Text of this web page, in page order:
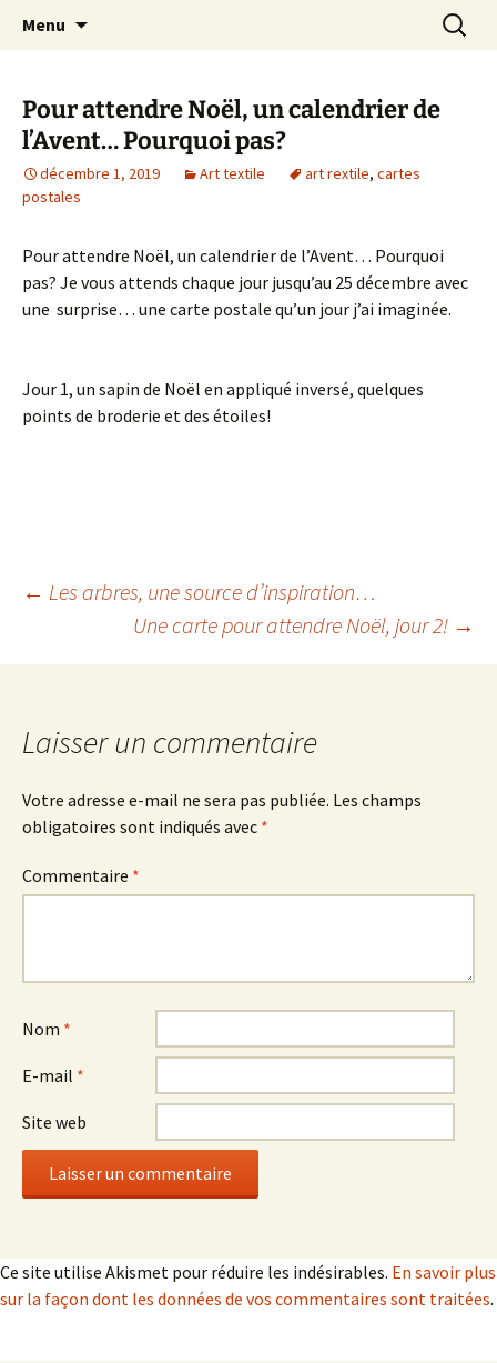
filsetcrayons
Le blog de Sophie A
Menu
Pour attendre Noël, un calendrier de
l’Avent… Pourquoi pas?
décembre 1, 2019 Art textile art rextile, cartes
postales
Pour attendre Noël, un calendrier de l’Avent… Pourquoi
pas? Je vous attends chaque jour jusqu’au 25 décembre avec
une surprise… une carte postale qu’un jour j’ai imaginée.
Jour 1, un sapin de Noël en appliqué inversé, quelques
points de broderie et des étoiles!
Navigation
des
articles
← Les arbres, une source d’inspiration…
Une carte pour attendre Noël, jour 2! →
Laisser un commentaire
Votre adresse e-mail ne sera pas publiée. Les champs
obligatoires sont indiqués avec *
Commentaire *
Nom *
E-mail *
Site web
Ce site utilise Akismet pour réduire les indésirables. En savoir plus
sur la façon dont les données de vos commentaires sont traitées.